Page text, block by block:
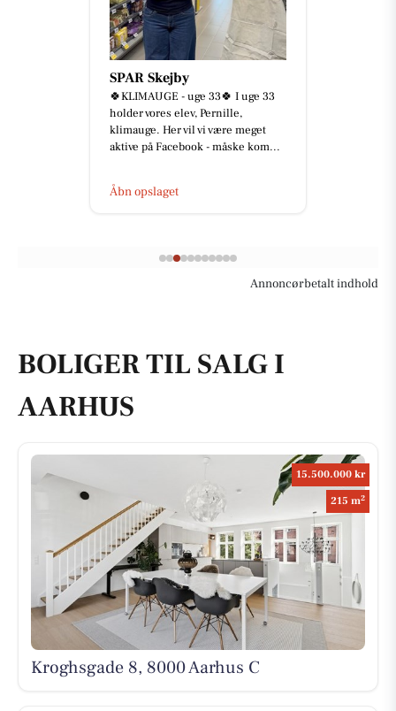
SPAR Skejby
🍀KLIMAUGE - uge 33🍀 I uge 33
holder vores elev, Pernille,
klimauge. Her vil vi være meget
aktive på Facebook - måske kom...
Åbn opslaget
Annoncørbetalt indhold
BOLIGER TIL SALG I
AARHUS
15.500.000 kr
215 m2
Kroghsgade 8, 8000 Aarhus C